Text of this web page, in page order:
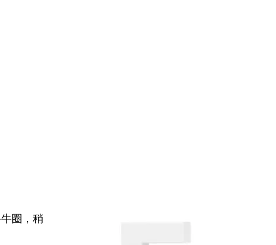
圈，稍